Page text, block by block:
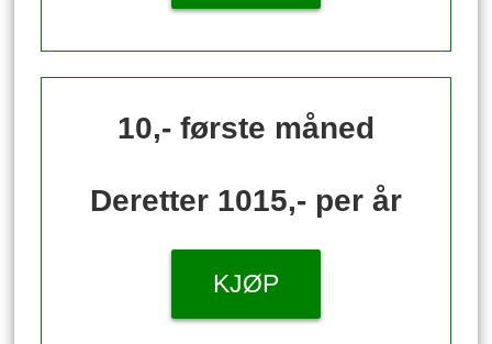
10,- første måned
Deretter 1015,- per år
KJØP